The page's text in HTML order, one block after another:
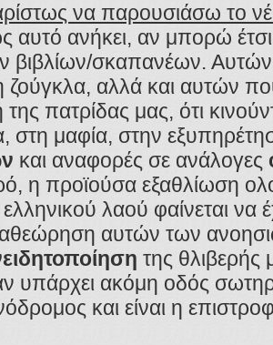
να παρουσιάσω το
αυτό ανήκει, αν μπορώ
βιβλίων/σκαπανέων.
ζούγκλα, αλλά και αυτών
πατρίδας μας, ότι
στη μαφία, στην
και αναφορές σε ανάλογες
η προϊούσα εξαθλίωση
λαού φαίνεται να
αυτών των
της θλιβερής
υπάρχει ακόμη οδός
και είναι η